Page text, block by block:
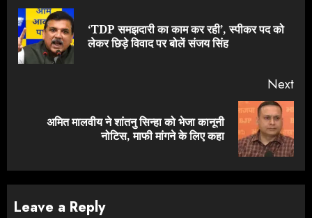
Reading‘TDP समझदारी का काम कर रही’, स्पीकर पद को
लेकर छिड़े विवाद पर बोलें संजय सिंह
Next
अमित मालवीय ने शांतनु सिन्हा को भेजा कानूनी
नोटिस, माफी मांगने के लिए कहा
Leave a Reply